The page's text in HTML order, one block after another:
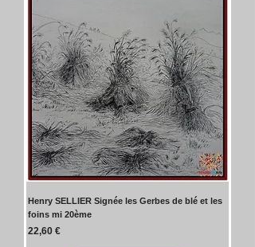
Henry SELLIER Signée les Gerbes de blé et les
foins mi 20ème
Precio
22,60 €